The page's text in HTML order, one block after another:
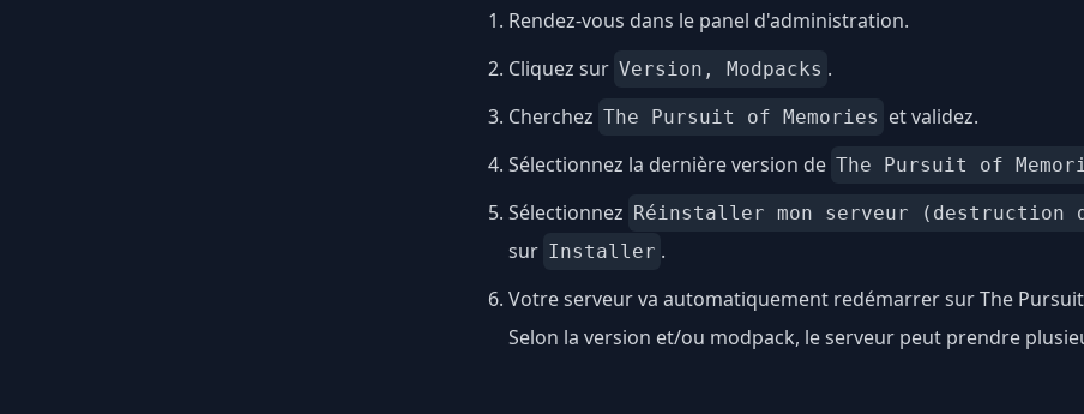
Rendez-vous dans le panel d'administration.
Cliquez sur Version, Modpacks .
Cherchez The Pursuit of Memories et validez.
Sélectionnez la dernière version de The Pursuit of
Sélectionnez Réinstaller mon serveur (destruction
sur Installer .
Votre serveur va automatiquement redémarrer sur The
Selon la version et/ou modpack, le serveur peut prendre